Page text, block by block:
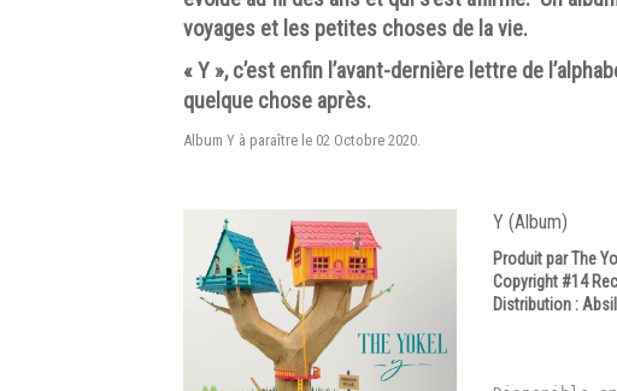
voyages et les petites choses de la vie.
« Y », c’est enfin l’avant-dernière lettre de
quelque chose après.
Album Y à paraître le 02 Octobre 2020.
Y (Album)
Produit par The
Copyright #14
Distribution :